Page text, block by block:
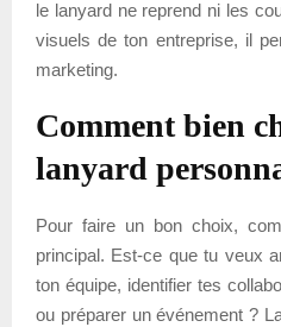
le lanyard ne reprend ni les
visuels de ton entreprise, il
marketing.
Comment bien
lanyard
Pour faire un bon choix,
principal. Est-ce que tu veux
ton équipe, identifier tes
ou préparer un événement ?